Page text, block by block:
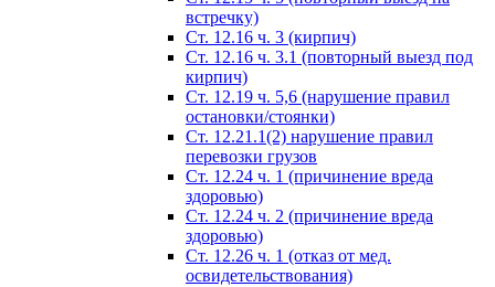
встречку)
Ст. 12.16 ч. 3 (кирпич)
Ст. 12.16 ч. 3.1 (повторный выезд под
кирпич)
Ст. 12.19 ч. 5,6 (нарушение правил
остановки/стоянки)
Ст. 12.21.1(2) нарушение правил
перевозки грузов
Ст. 12.24 ч. 1 (причинение вреда
здоровью)
Ст. 12.24 ч. 2 (причинение вреда
здоровью)
Ст. 12.26 ч. 1 (отказ от мед.
освидетельствования)